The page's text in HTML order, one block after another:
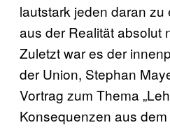
lautstark jeden daran zu
aus der Realität absolut
Zuletzt war es der
der Union, Stephan
Vortrag zum Thema
Konsequenzen aus dem